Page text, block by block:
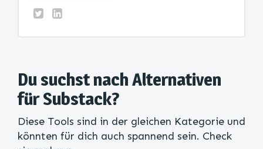
Du suchst nach Alternativen
für Substack?
Diese Tools sind in der gleichen Kategorie und
könnten für dich auch spannend sein. Check